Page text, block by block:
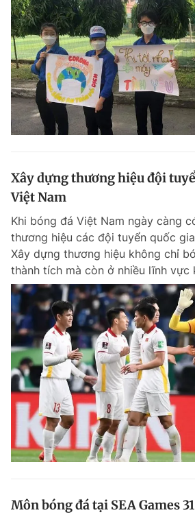
Xây dựng thương hiệu đội
Việt Nam
Khi bóng đá Việt Nam ngày càng
thương hiệu các đội tuyển quốc
Xây dựng thương hiệu không chỉ
thành tích mà còn ở nhiều lĩnh vực
Môn bóng đá tại SEA Games